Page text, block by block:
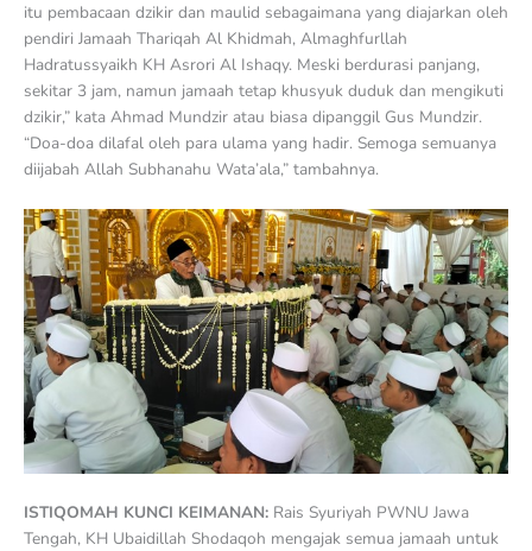
itu pembacaan dzikir dan maulid sebagaimana yang diajarkan oleh
pendiri Jamaah Thariqah Al Khidmah, Almaghfurllah
Hadratussyaikh KH Asrori Al Ishaqy. Meski berdurasi panjang,
sekitar 3 jam, namun jamaah tetap khusyuk duduk dan mengikuti
dzikir,” kata Ahmad Mundzir atau biasa dipanggil Gus Mundzir.
“Doa-doa dilafal oleh para ulama yang hadir. Semoga semuanya
diijabah Allah Subhanahu Wata’ala,” tambahnya.
ISTIQOMAH KUNCI KEIMANAN: Rais Syuriyah PWNU Jawa
Tengah, KH Ubaidillah Shodaqoh mengajak semua jamaah untuk